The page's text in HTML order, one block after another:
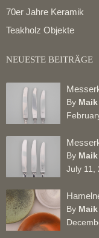
70er Jahre Keramik
Teakholz Objekte
NEUESTE BEITRÄGE
By
By
July 11,
By